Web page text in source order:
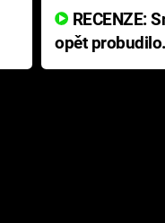
opět
přichází s